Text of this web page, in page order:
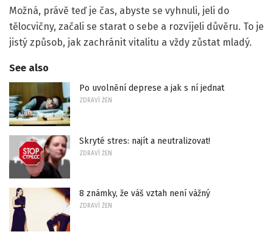
Možná, právě teď je čas, abyste se vyhnuli, jeli do
tělocvičny, začali se starat o sebe a rozvíjeli důvěru. To je
jistý způsob, jak zachránit vitalitu a vždy zůstat mladý.
See also
Po uvolnění deprese a jak s ní jednat
ZDRAVÍ ŽEN
Skryté stres: najít a neutralizovat!
ZDRAVÍ ŽEN
8 známky, že váš vztah není vážný
ZDRAVÍ ŽEN